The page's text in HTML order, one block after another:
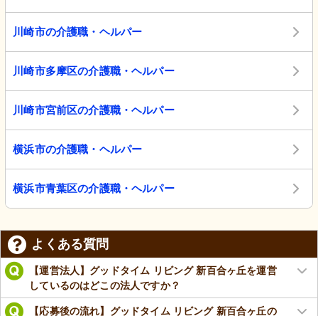
川崎市の介護職・ヘルパー
川崎市多摩区の介護職・ヘルパー
川崎市宮前区の介護職・ヘルパー
横浜市の介護職・ヘルパー
横浜市青葉区の介護職・ヘルパー
よくある質問
【運営法人】グッドタイム リビング 新百合ヶ丘を運営
しているのはどこの法人ですか？
【応募後の流れ】グッドタイム リビング 新百合ヶ丘の